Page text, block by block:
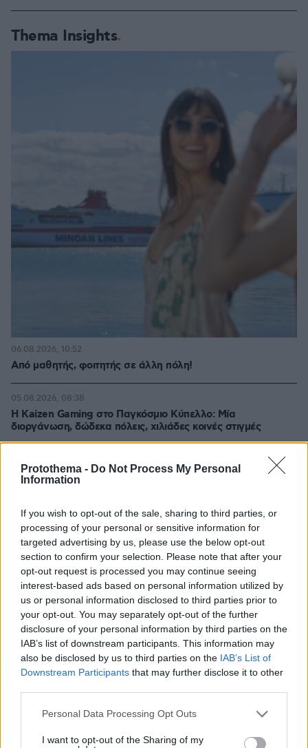
Protothema - Do Not Process My Personal
Information
If you wish to opt-out of the sale, sharing to third parties, or
processing of your personal or sensitive information for
targeted advertising by us, please use the below opt-out
section to confirm your selection. Please note that after your
opt-out request is processed you may continue seeing
interest-based ads based on personal information utilized by
us or personal information disclosed to third parties prior to
your opt-out. You may separately opt-out of the further
disclosure of your personal information by third parties on the
IAB’s list of downstream participants. This information may
also be disclosed by us to third parties on the IAB’s List of
Downstream Participants that may further disclose it to other
Please note that this website/app uses one or more Google
not limited to your visit or usage behaviour. You may click to
Personal Data Processing Opt Outs
I want to opt-out of the Sharing of my
Thema Insights
Από μαθητής, φοιτητής σε άλλη πόλη!
06.08.2026, 10:52
H Kaizen Gaming στο Παγκόσμιο Kύπελλο: Μία
διοργάνωση, δώδεκα πόλεις, χιλιάδες κοινές στιγμές
05.08.2026, 08:38
Πώς μια απλή ιδέα εξελίχθηκε σε κορυφαίο θεσμό
ΣΧΟΛΙΑ
ΠΡΟΣΘΗΚΗ ΣΧΟΛΙΟΥ
ΠΡΟΣΘΗΚΗ ΣΧΟΛΙΟΥ
ΌΝΟΜΑ *
EMAIL